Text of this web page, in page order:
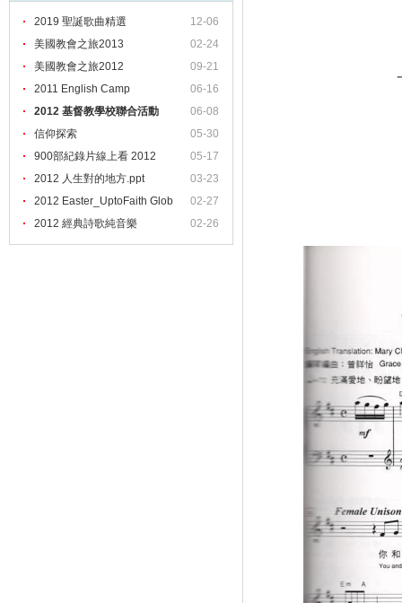
12-06
2019 聖誕歌曲精選
02-24
美國教會之旅2013
09-21
美國教會之旅2012
06-16
2011 English Camp
06-08
2012 基督教學校聯合活動
05-30
信仰探索
05-17
900部紀錄片線上看 2012
03-23
2012 人生對的地方.ppt
02-27
2012 Easter_UptoFaith Glob
02-26
2012 經典詩歌純音樂